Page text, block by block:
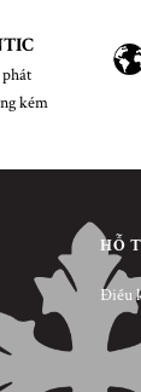
kém
HỖ
Điều